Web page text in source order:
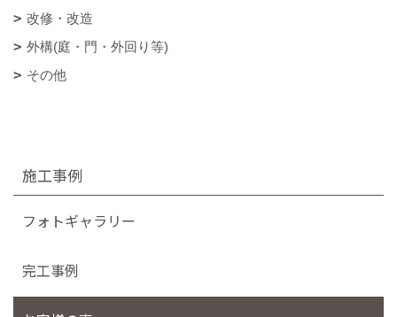
改修・改造
外構(庭・門・外回り等)
その他
施工事例
フォトギャラリー
完工事例